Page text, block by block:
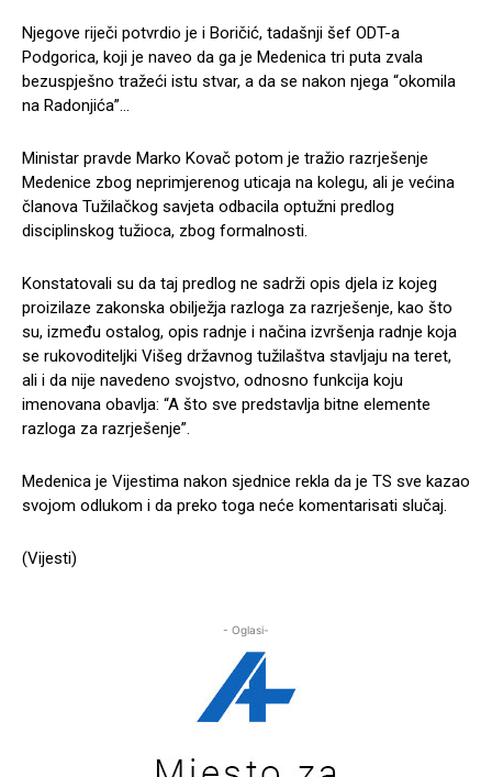
Njegove riječi potvrdio je i Boričić, tadašnji šef ODT-a
Podgorica, koji je naveo da ga je Medenica tri puta zvala
bezuspješno tražeći istu stvar, a da se nakon njega “okomila
na Radonjića”…
Ministar pravde Marko Kovač potom je tražio razrješenje
Medenice zbog neprimjerenog uticaja na kolegu, ali je većina
članova Tužilačkog savjeta odbacila optužni predlog
disciplinskog tužioca, zbog formalnosti.
Konstatovali su da taj predlog ne sadrži opis djela iz kojeg
proizilaze zakonska obilježja razloga za razrješenje, kao što
su, između ostalog, opis radnje i načina izvršenja radnje koja
se rukovoditeljki Višeg državnog tužilaštva stavljaju na teret,
ali i da nije navedeno svojstvo, odnosno funkcija koju
imenovana obavlja: “A što sve predstavlja bitne elemente
razloga za razrješenje”.
Medenica je Vijestima nakon sjednice rekla da je TS sve kazao
svojom odlukom i da preko toga neće komentarisati slučaj.
(Vijesti)
- Oglasi-